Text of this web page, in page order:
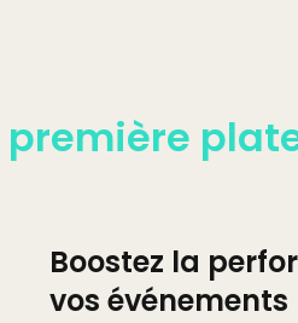
Boostez la
vos événements